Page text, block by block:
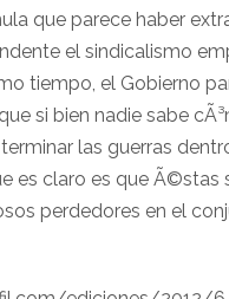
que parece haber
el sindicalismo
tiempo, el Gobierno
si bien nadie sabe
las guerras
es claro es que Ã©stas
perdedores en el